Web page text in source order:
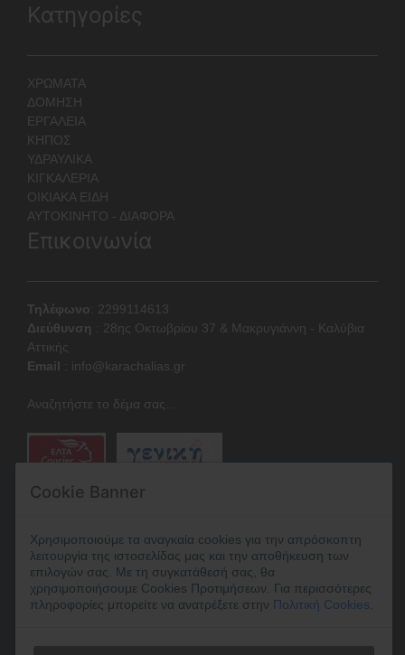
Κατηγορίες
ΧΡΩΜΑΤΑ
ΔΟΜΗΣΗ
ΕΡΓΑΛΕΙΑ
ΚΗΠΟΣ
ΥΔΡΑΥΛΙΚΑ
ΚΙΓΚΑΛΕΡΙΑ
ΟΙΚΙΑΚΑ ΕΙΔΗ
ΑΥΤΟΚΙΝΗΤΟ - ΔΙΑΦΟΡΑ
Επικοινωνία
Τηλέφωνο : 2299114613
Διεύθυνση
28ης Οκτωβρίου 37 & Μακρυγιάννη - Καλύβια
Αττικής
Email
info@karachalias.gr
Αναζητήστε το δέμα σας...
Cookie Banner
Χρησιμοποιούμε τα αναγκαία cookies για την απρόσκοπτη
λειτουργία της ιστοσελίδας μας και την αποθήκευση των
επιλογών σας. Με τη συγκατάθεσή σας, θα
χρησιμοποιήσουμε Cookies Προτιμήσεων. Για περισσότερες
πληροφορίες μπορείτε να ανατρέξετε στην Πολιτική Cookies